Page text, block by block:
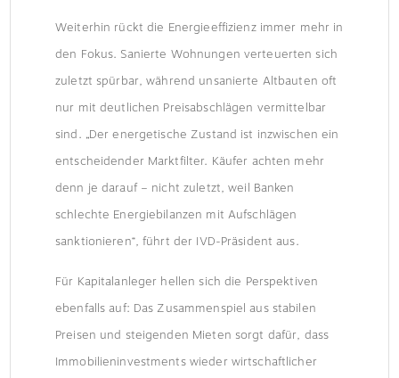
Weiterhin rückt die Energieeffizienz immer mehr in
den Fokus. Sanierte Wohnungen verteuerten sich
zuletzt spürbar, während unsanierte Altbauten oft
nur mit deutlichen Preisabschlägen vermittelbar
sind. „Der energetische Zustand ist inzwischen ein
entscheidender Marktfilter. Käufer achten mehr
denn je darauf – nicht zuletzt, weil Banken
schlechte Energiebilanzen mit Aufschlägen
sanktionieren“, führt der IVD-Präsident aus.
Für Kapitalanleger hellen sich die Perspektiven
ebenfalls auf: Das Zusammenspiel aus stabilen
Preisen und steigenden Mieten sorgt dafür, dass
Immobilieninvestments wieder wirtschaftlicher